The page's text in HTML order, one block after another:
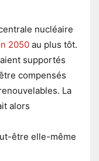
nucléaire
2050 au plus tôt.
supportés
compensés
La
alors
être elle-même